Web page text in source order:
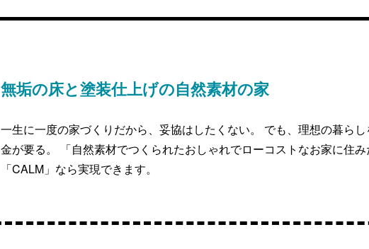
無垢の床と塗装仕上げの自然素材の家
一生に一度の家づくりだから、妥協はしたくない。 でも、理想の暮ら
金が要る。 「自然素材でつくられたおしゃれでローコストなお家に住
「CALM」なら実現できます。